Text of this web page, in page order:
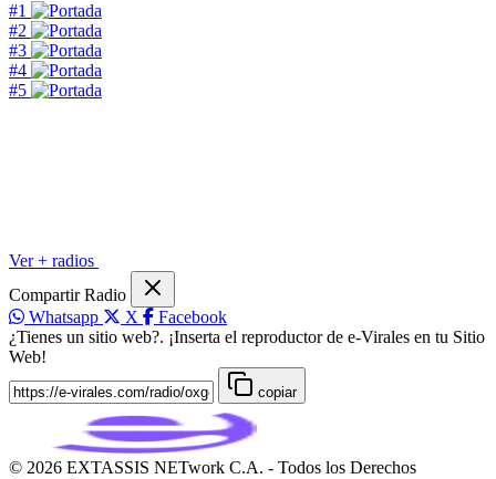
#1
#2
#3
#4
#5
Ver + radios
Compartir Radio
Whatsapp
X
Facebook
¿Tienes un sitio web?. ¡Inserta el reproductor de e-Virales en tu Sitio
Web!
copiar
© 2026 EXTASSIS NETwork C.A. - Todos los Derechos